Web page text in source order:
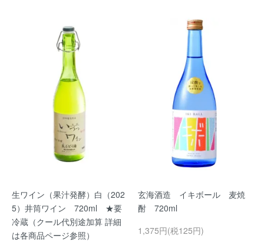
生ワイン（果汁発酵）白（202
5）井筒ワイン 720ml ★要
冷蔵（クール代別途加算 詳細
は各商品ページ参照）
玄海酒造 イキボール 麦焼
酎 720ml
1,375円(税125円)